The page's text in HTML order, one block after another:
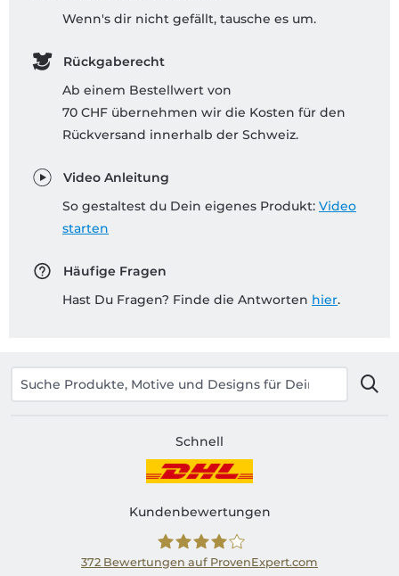
Wenn's dir nicht gefällt, tausche es um.
Rückgaberecht
Ab einem Bestellwert von
70 CHF übernehmen wir die Kosten für den
Rückversand innerhalb der Schweiz.
Video Anleitung
So gestaltest du Dein eigenes Produkt: Video
starten
Häufige Fragen
Hast Du Fragen? Finde die Antworten hier.
Schnell
Kundenbewertungen
372 Bewertungen auf ProvenExpert.com